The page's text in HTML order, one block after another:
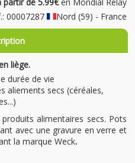
00007287
Nord (59) - France
liège.
durée de vie
aliements secs (céréales,
alimentaires secs. Pots
avec une gravure en verre et
la marque Weck.